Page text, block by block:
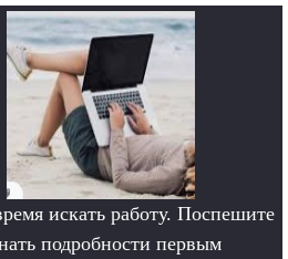
искать работу. Поспешите
подробности первым